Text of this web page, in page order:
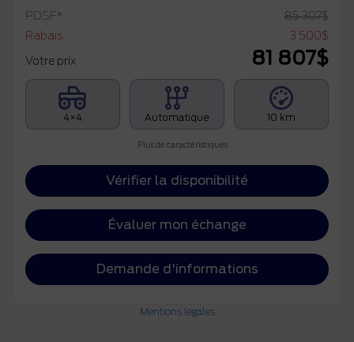
PDSF* 85 307$
Rabais
3 500$
Votre prix
81 807$
4×4 Automatique 10 km
Plus de caractéristiques
Vérifier la disponibilité
Évaluer mon échange
Demande d'informations
Mentions légales